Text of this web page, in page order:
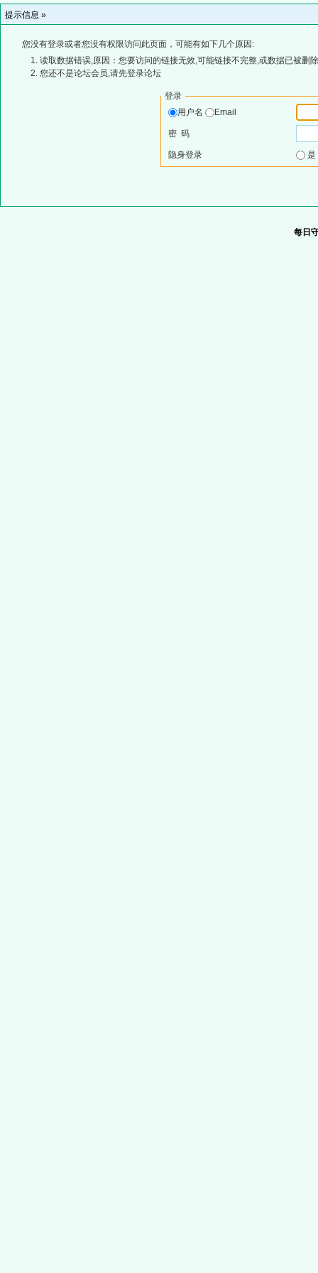
提示信息 »
您没有登录或者您没有权限访问此页面，可能有如下几个原因:
读取数据错误,原因：您要访问的链接无效,可能链接不完整,或数据已被删
您还不是论坛会员,请先登录论坛
登录
用户名
Email
密 码
隐身登录
每日